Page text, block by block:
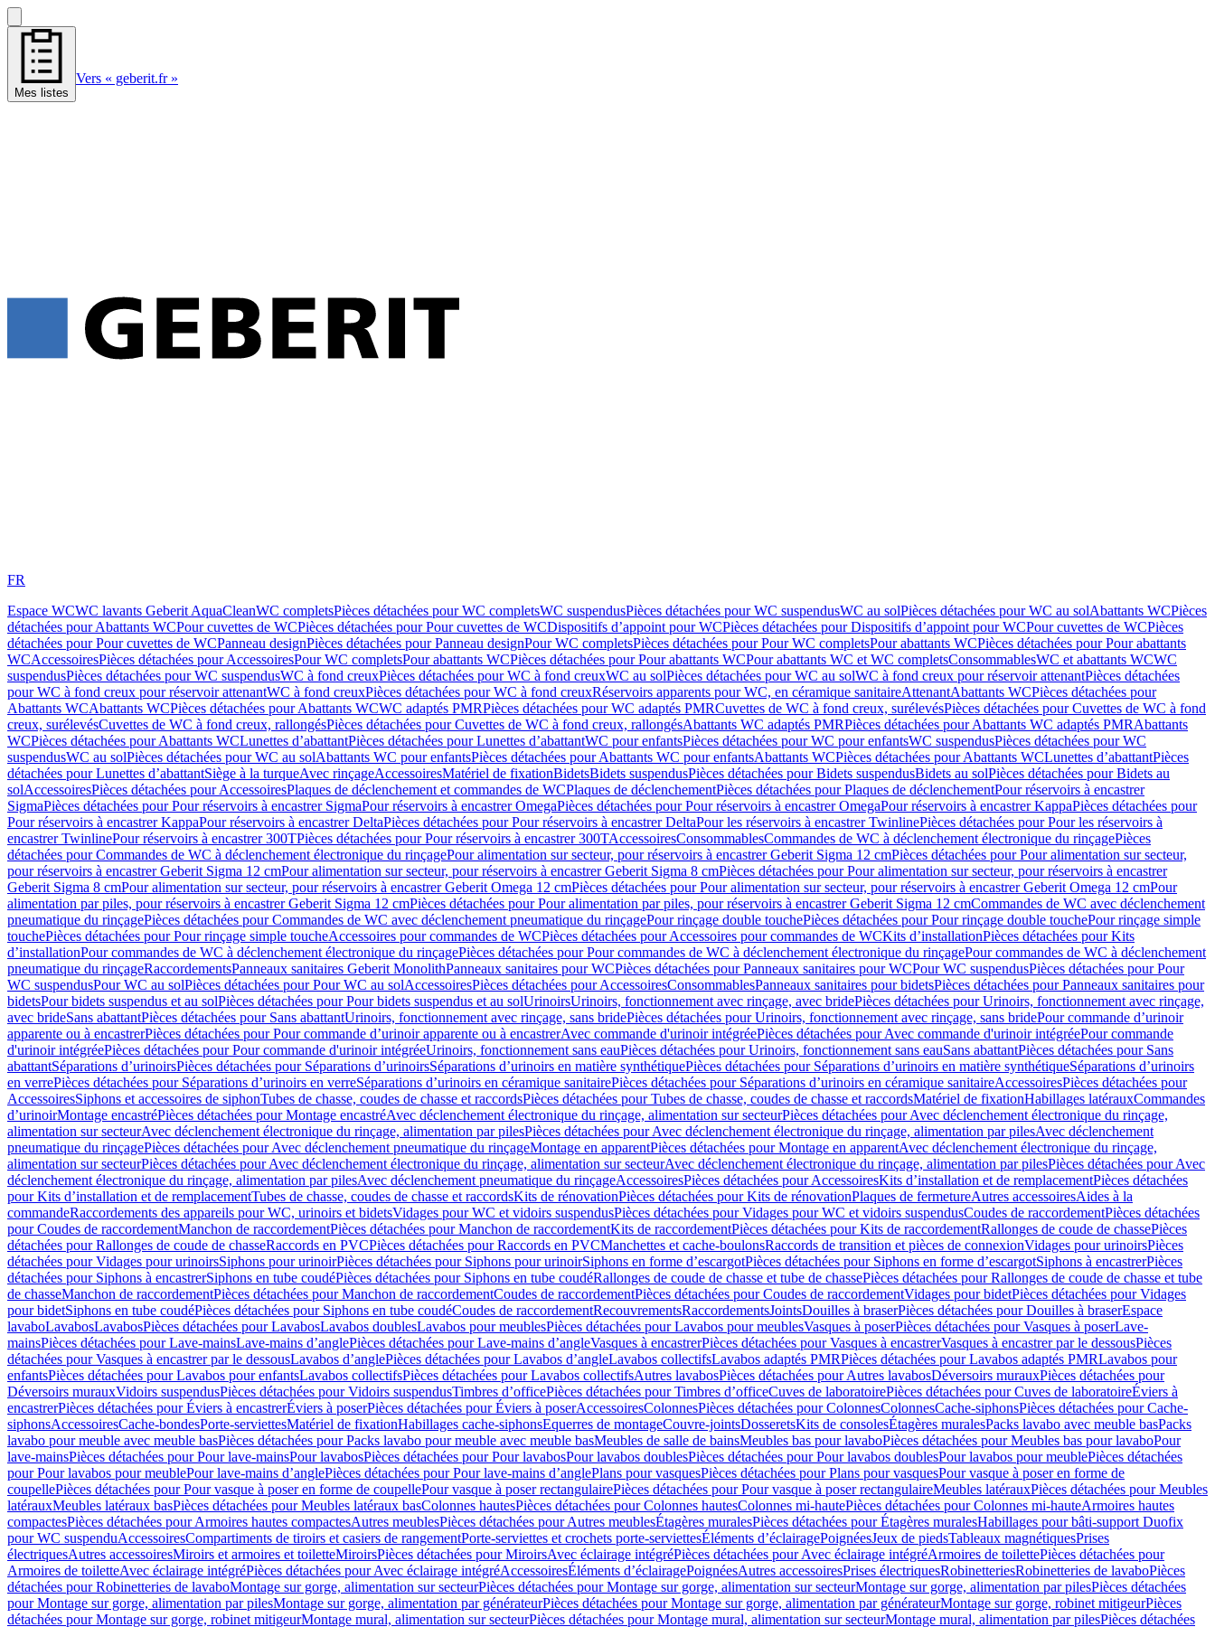
Mes listes
Vers « geberit.fr »
FR
Espace WCWC lavants Geberit AquaCleanWC completsPièces détachées pour WC completsWC suspendusPièces détachées pour WC suspendusWC au solPièces détachées pour WC au solAbattants WCPièces
détachées pour Abattants WCPour cuvettes de WCPièces détachées pour Pour cuvettes de WCDispositifs d’appoint pour WCPièces détachées pour Dispositifs d’appoint pour WCPour cuvettes de WCPièces
détachées pour Pour cuvettes de WCPanneau designPièces détachées pour Panneau designPour WC completsPièces détachées pour Pour WC completsPour abattants WCPièces détachées pour Pour abattants
WCAccessoiresPièces détachées pour AccessoiresPour WC completsPour abattants WCPièces détachées pour Pour abattants WCPour abattants WC et WC completsConsommablesWC et abattants WCWC
suspendusPièces détachées pour WC suspendusWC à fond creuxPièces détachées pour WC à fond creuxWC au solPièces détachées pour WC au solWC à fond creux pour réservoir attenantPièces détachées
pour WC à fond creux pour réservoir attenantWC à fond creuxPièces détachées pour WC à fond creuxRéservoirs apparents pour WC, en céramique sanitaireAttenantAbattants WCPièces détachées pour
Abattants WCAbattants WCPièces détachées pour Abattants WCWC adaptés PMRPièces détachées pour WC adaptés PMRCuvettes de WC à fond creux, surélevésPièces détachées pour Cuvettes de WC à fond
creux, surélevésCuvettes de WC à fond creux, rallongésPièces détachées pour Cuvettes de WC à fond creux, rallongésAbattants WC adaptés PMRPièces détachées pour Abattants WC adaptés PMRAbattants
WCPièces détachées pour Abattants WCLunettes d’abattantPièces détachées pour Lunettes d’abattantWC pour enfantsPièces détachées pour WC pour enfantsWC suspendusPièces détachées pour WC
suspendusWC au solPièces détachées pour WC au solAbattants WC pour enfantsPièces détachées pour Abattants WC pour enfantsAbattants WCPièces détachées pour Abattants WCLunettes d’abattantPièces
détachées pour Lunettes d’abattantSiège à la turqueAvec rinçageAccessoiresMatériel de fixationBidetsBidets suspendusPièces détachées pour Bidets suspendusBidets au solPièces détachées pour Bidets au
solAccessoiresPièces détachées pour AccessoiresPlaques de déclenchement et commandes de WCPlaques de déclenchementPièces détachées pour Plaques de déclenchementPour réservoirs à encastrer
SigmaPièces détachées pour Pour réservoirs à encastrer SigmaPour réservoirs à encastrer OmegaPièces détachées pour Pour réservoirs à encastrer OmegaPour réservoirs à encastrer KappaPièces détachées pour
Pour réservoirs à encastrer KappaPour réservoirs à encastrer DeltaPièces détachées pour Pour réservoirs à encastrer DeltaPour les réservoirs à encastrer TwinlinePièces détachées pour Pour les réservoirs à
encastrer TwinlinePour réservoirs à encastrer 300TPièces détachées pour Pour réservoirs à encastrer 300TAccessoiresConsommablesCommandes de WC à déclenchement électronique du rinçagePièces
détachées pour Commandes de WC à déclenchement électronique du rinçagePour alimentation sur secteur, pour réservoirs à encastrer Geberit Sigma 12 cmPièces détachées pour Pour alimentation sur secteur,
pour réservoirs à encastrer Geberit Sigma 12 cmPour alimentation sur secteur, pour réservoirs à encastrer Geberit Sigma 8 cmPièces détachées pour Pour alimentation sur secteur, pour réservoirs à encastrer
Geberit Sigma 8 cmPour alimentation sur secteur, pour réservoirs à encastrer Geberit Omega 12 cmPièces détachées pour Pour alimentation sur secteur, pour réservoirs à encastrer Geberit Omega 12 cmPour
alimentation par piles, pour réservoirs à encastrer Geberit Sigma 12 cmPièces détachées pour Pour alimentation par piles, pour réservoirs à encastrer Geberit Sigma 12 cmCommandes de WC avec déclenchement
pneumatique du rinçagePièces détachées pour Commandes de WC avec déclenchement pneumatique du rinçagePour rinçage double touchePièces détachées pour Pour rinçage double touchePour rinçage simple
touchePièces détachées pour Pour rinçage simple toucheAccessoires pour commandes de WCPièces détachées pour Accessoires pour commandes de WCKits d’installationPièces détachées pour Kits
d’installationPour commandes de WC à déclenchement électronique du rinçagePièces détachées pour Pour commandes de WC à déclenchement électronique du rinçagePour commandes de WC à déclenchement
pneumatique du rinçageRaccordementsPanneaux sanitaires Geberit MonolithPanneaux sanitaires pour WCPièces détachées pour Panneaux sanitaires pour WCPour WC suspendusPièces détachées pour Pour
WC suspendusPour WC au solPièces détachées pour Pour WC au solAccessoiresPièces détachées pour AccessoiresConsommablesPanneaux sanitaires pour bidetsPièces détachées pour Panneaux sanitaires pour
bidetsPour bidets suspendus et au solPièces détachées pour Pour bidets suspendus et au solUrinoirsUrinoirs, fonctionnement avec rinçage, avec bridePièces détachées pour Urinoirs, fonctionnement avec rinçage,
avec brideSans abattantPièces détachées pour Sans abattantUrinoirs, fonctionnement avec rinçage, sans bridePièces détachées pour Urinoirs, fonctionnement avec rinçage, sans bridePour commande d’urinoir
apparente ou à encastrerPièces détachées pour Pour commande d’urinoir apparente ou à encastrerAvec commande d'urinoir intégréePièces détachées pour Avec commande d'urinoir intégréePour commande
d'urinoir intégréePièces détachées pour Pour commande d'urinoir intégréeUrinoirs, fonctionnement sans eauPièces détachées pour Urinoirs, fonctionnement sans eauSans abattantPièces détachées pour Sans
abattantSéparations d’urinoirsPièces détachées pour Séparations d’urinoirsSéparations d’urinoirs en matière synthétiquePièces détachées pour Séparations d’urinoirs en matière synthétiqueSéparations d’urinoirs
en verrePièces détachées pour Séparations d’urinoirs en verreSéparations d’urinoirs en céramique sanitairePièces détachées pour Séparations d’urinoirs en céramique sanitaireAccessoiresPièces détachées pour
AccessoiresSiphons et accessoires de siphonTubes de chasse, coudes de chasse et raccordsPièces détachées pour Tubes de chasse, coudes de chasse et raccordsMatériel de fixationHabillages latérauxCommandes
dʼurinoirMontage encastréPièces détachées pour Montage encastréAvec déclenchement électronique du rinçage, alimentation sur secteurPièces détachées pour Avec déclenchement électronique du rinçage,
alimentation sur secteurAvec déclenchement électronique du rinçage, alimentation par pilesPièces détachées pour Avec déclenchement électronique du rinçage, alimentation par pilesAvec déclenchement
pneumatique du rinçagePièces détachées pour Avec déclenchement pneumatique du rinçageMontage en apparentPièces détachées pour Montage en apparentAvec déclenchement électronique du rinçage,
alimentation sur secteurPièces détachées pour Avec déclenchement électronique du rinçage, alimentation sur secteurAvec déclenchement électronique du rinçage, alimentation par pilesPièces détachées pour Avec
déclenchement électronique du rinçage, alimentation par pilesAvec déclenchement pneumatique du rinçageAccessoiresPièces détachées pour AccessoiresKits d’installation et de remplacementPièces détachées
pour Kits d’installation et de remplacementTubes de chasse, coudes de chasse et raccordsKits de rénovationPièces détachées pour Kits de rénovationPlaques de fermetureAutres accessoiresAides à la
commandeRaccordements des appareils pour WC, urinoirs et bidetsVidages pour WC et vidoirs suspendusPièces détachées pour Vidages pour WC et vidoirs suspendusCoudes de raccordementPièces détachées
pour Coudes de raccordementManchon de raccordementPièces détachées pour Manchon de raccordementKits de raccordementPièces détachées pour Kits de raccordementRallonges de coude de chassePièces
détachées pour Rallonges de coude de chasseRaccords en PVCPièces détachées pour Raccords en PVCManchettes et cache-boulonsRaccords de transition et pièces de connexionVidages pour urinoirsPièces
détachées pour Vidages pour urinoirsSiphons pour urinoirPièces détachées pour Siphons pour urinoirSiphons en forme d’escargotPièces détachées pour Siphons en forme d’escargotSiphons à encastrerPièces
détachées pour Siphons à encastrerSiphons en tube coudéPièces détachées pour Siphons en tube coudéRallonges de coude de chasse et tube de chassePièces détachées pour Rallonges de coude de chasse et tube
de chasseManchon de raccordementPièces détachées pour Manchon de raccordementCoudes de raccordementPièces détachées pour Coudes de raccordementVidages pour bidetPièces détachées pour Vidages
pour bidetSiphons en tube coudéPièces détachées pour Siphons en tube coudéCoudes de raccordementRecouvrementsRaccordementsJointsDouilles à braserPièces détachées pour Douilles à braserEspace
lavaboLavabosLavabosPièces détachées pour LavabosLavabos doublesLavabos pour meublesPièces détachées pour Lavabos pour meublesVasques à poserPièces détachées pour Vasques à poserLave-
mainsPièces détachées pour Lave-mainsLave-mains d’anglePièces détachées pour Lave-mains d’angleVasques à encastrerPièces détachées pour Vasques à encastrerVasques à encastrer par le dessousPièces
détachées pour Vasques à encastrer par le dessousLavabos d’anglePièces détachées pour Lavabos d’angleLavabos collectifsLavabos adaptés PMRPièces détachées pour Lavabos adaptés PMRLavabos pour
enfantsPièces détachées pour Lavabos pour enfantsLavabos collectifsPièces détachées pour Lavabos collectifsAutres lavabosPièces détachées pour Autres lavabosDéversoirs murauxPièces détachées pour
Déversoirs murauxVidoirs suspendusPièces détachées pour Vidoirs suspendusTimbres dʼofficePièces détachées pour Timbres dʼofficeCuves de laboratoirePièces détachées pour Cuves de laboratoireÉviers à
encastrerPièces détachées pour Éviers à encastrerÉviers à poserPièces détachées pour Éviers à poserAccessoiresColonnesPièces détachées pour ColonnesColonnesCache-siphonsPièces détachées pour Cache-
siphonsAccessoiresCache-bondesPorte-serviettesMatériel de fixationHabillages cache-siphonsEquerres de montageCouvre-jointsDosseretsKits de consolesÉtagères muralesPacks lavabo avec meuble basPacks
lavabo pour meuble avec meuble basPièces détachées pour Packs lavabo pour meuble avec meuble basMeubles de salle de bainsMeubles bas pour lavaboPièces détachées pour Meubles bas pour lavaboPour
lave-mainsPièces détachées pour Pour lave-mainsPour lavabosPièces détachées pour Pour lavabosPour lavabos doublesPièces détachées pour Pour lavabos doublesPour lavabos pour meublePièces détachées
pour Pour lavabos pour meublePour lave-mains d’anglePièces détachées pour Pour lave-mains d’anglePlans pour vasquesPièces détachées pour Plans pour vasquesPour vasque à poser en forme de
coupellePièces détachées pour Pour vasque à poser en forme de coupellePour vasque à poser rectangulairePièces détachées pour Pour vasque à poser rectangulaireMeubles latérauxPièces détachées pour Meubles
latérauxMeubles latéraux basPièces détachées pour Meubles latéraux basColonnes hautesPièces détachées pour Colonnes hautesColonnes mi-hautePièces détachées pour Colonnes mi-hauteArmoires hautes
compactesPièces détachées pour Armoires hautes compactesAutres meublesPièces détachées pour Autres meublesÉtagères muralesPièces détachées pour Étagères muralesHabillages pour bâti-support Duofix
pour WC suspenduAccessoiresCompartiments de tiroirs et casiers de rangementPorte-serviettes et crochets porte-serviettesÉléments d’éclairagePoignéesJeux de piedsTableaux magnétiquesPrises
électriquesAutres accessoiresMiroirs et armoires et toiletteMiroirsPièces détachées pour MiroirsAvec éclairage intégréPièces détachées pour Avec éclairage intégréArmoires de toilettePièces détachées pour
Armoires de toiletteAvec éclairage intégréPièces détachées pour Avec éclairage intégréAccessoiresÉléments d’éclairagePoignéesAutres accessoiresPrises électriquesRobinetteriesRobinetteries de lavaboPièces
détachées pour Robinetteries de lavaboMontage sur gorge, alimentation sur secteurPièces détachées pour Montage sur gorge, alimentation sur secteurMontage sur gorge, alimentation par pilesPièces détachées
pour Montage sur gorge, alimentation par pilesMontage sur gorge, alimentation par générateurPièces détachées pour Montage sur gorge, alimentation par générateurMontage sur gorge, robinet mitigeurPièces
détachées pour Montage sur gorge, robinet mitigeurMontage mural, alimentation sur secteurPièces détachées pour Montage mural, alimentation sur secteurMontage mural, alimentation par pilesPièces détachées